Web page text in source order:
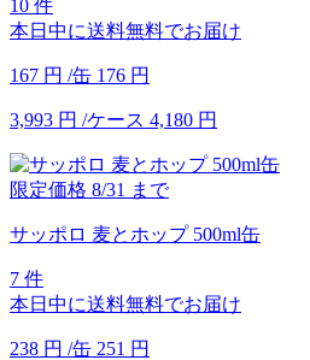
10 件
本日中に送料無料でお届け
167 円 /缶 176 円
3,993 円 /ケース 4,180 円
限定価格 8/31 まで
サッポロ 麦とホップ 500ml缶
7 件
本日中に送料無料でお届け
238 円 /缶 251 円